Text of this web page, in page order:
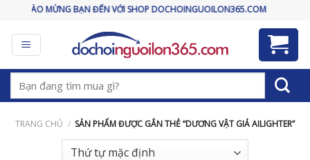
content
CHÀO MỪNG BẠN ĐẾN VỚI SHOP DOCHOINGUOILON365.COM
Tìm
kiếm:
TRANG CHỦ / SẢN PHẨM ĐƯỢC GẮN THẺ “DƯƠNG VẬT GIẢ AILIGHTER”